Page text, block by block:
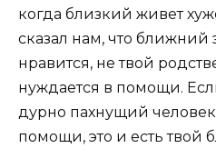
когда близкий живет
сказал нам, что ближний
нравится, не твой
нуждается в помощи.
дурно пахнущий
помощи, это и есть твой